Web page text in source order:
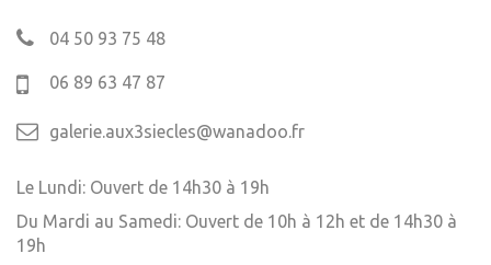
04 50 93 75 48
06 89 63 47 87
galerie.aux3siecles@wanadoo.fr
Le Lundi: Ouvert de 14h30 à 19h
Du Mardi au Samedi: Ouvert de 10h à 12h et de 14h30 à
19h